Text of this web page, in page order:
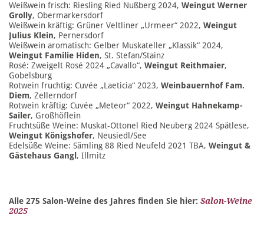
Weißwein frisch: Riesling Ried Nußberg 2024, Weingut Werner
Grolly, Obermarkersdorf
Weißwein kräftig: Grüner Veltliner „Urmeer“ 2022, Weingut
Julius Klein, Pernersdorf
Weißwein aromatisch: Gelber Muskateller „Klassik“ 2024,
Weingut Familie Hiden, St. Stefan/Stainz
Rosé: Zweigelt Rosé 2024 „Cavallo“, Weingut Reithmaier,
Gobelsburg
Rotwein fruchtig: Cuvée „Laeticia“ 2023, Weinbauernhof Fam.
Diem, Zellerndorf
Rotwein kräftig: Cuvée „Meteor“ 2022, Weingut Hahnekamp-
Sailer, Großhöflein
Fruchtsüße Weine: Muskat-Ottonel Ried Neuberg 2024 Spätlese,
Weingut Königshofer, Neusiedl/See
Edelsüße Weine: Sämling 88 Ried Neufeld 2021 TBA, Weingut &
Gästehaus Gangl , Illmitz
Alle 275 Salon-Weine des Jahres finden Sie hier: Salon-Weine
2025